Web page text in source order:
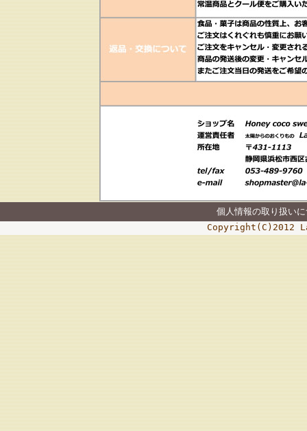
個人情報の取り扱い
Copyright(C)2012